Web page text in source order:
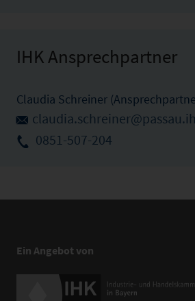
IHK Ansprechpartner
Claudia Schreiner
0851-507-204
Ein Angebot von